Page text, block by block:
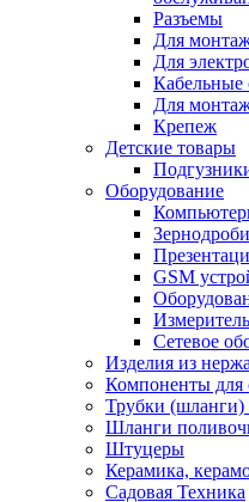
Разъемы
Для
Для
Кабельные
Для
Крепеж
Детские товары
Оборудование
GSM
Сетевое
Изделия из
Компоненты для
Трубки (шланги)
Шланги
Штуцеры
Керамика,
Садовая Техника